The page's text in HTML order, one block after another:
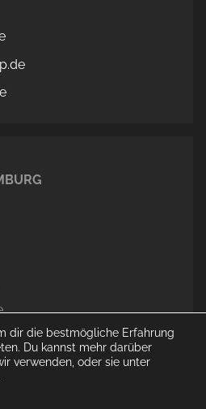
Kölsch Hamburg
dir die bestmögliche Erfahrung
Du kannst mehr darüber
verwenden, oder sie unter